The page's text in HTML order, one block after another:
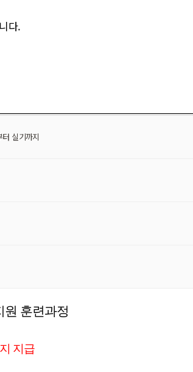
다.
실기까지
원 훈련과정
지급